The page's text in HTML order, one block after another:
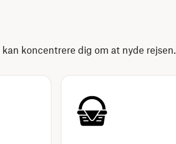
koncentrere dig om at nyde rejsen.